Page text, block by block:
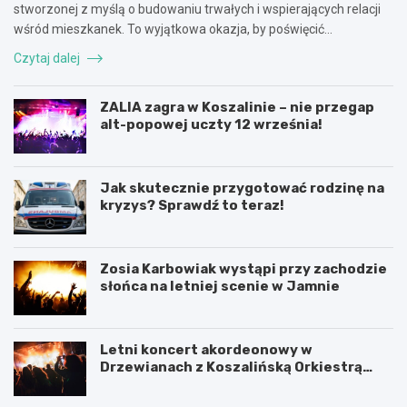
stworzonej z myślą o budowaniu trwałych i wspierających relacji
wśród mieszkanek. To wyjątkowa okazja, by poświęcić…
Czytaj dalej
ZALIA zagra w Koszalinie – nie przegap
alt-popowej uczty 12 września!
Jak skutecznie przygotować rodzinę na
kryzys? Sprawdź to teraz!
Zosia Karbowiak wystąpi przy zachodzie
słońca na letniej scenie w Jamnie
Letni koncert akordeonowy w
Drzewianach z Koszalińską Orkiestrą
P
5